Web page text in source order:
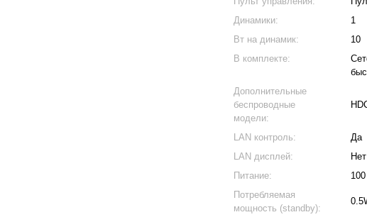
Динамики:
1
Вт на динамик:
10
В комплекте:
Дополнительные
беспроводные
модели:
LAN контроль:
Да
LAN дисплей:
Нет
Питание:
Потребляемая
мощность (standby):